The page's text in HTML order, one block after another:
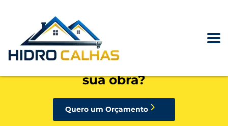
precisando de calhas, rufos,
pingadeiras ou condutores para
sua obra?
Quero um Orçamento